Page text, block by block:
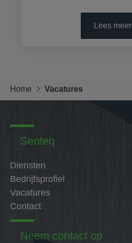
Lees meer
Home Vacatures
Senteq
Diensten
Bedrijfsprofiel
Vacatures
Contact
Neem contact op